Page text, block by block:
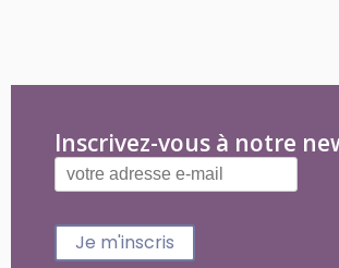
Inscrivez-vous à notre
Je m'inscris